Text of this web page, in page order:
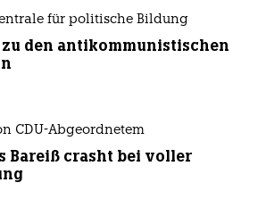
für politische Bildung
den antikommunistischen
CDU-Abgeordnetem
Bareiß crasht bei voller